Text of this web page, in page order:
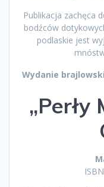
Publikacja zachęca
bodźców
podlaskie jest
Wydanie
„Perły